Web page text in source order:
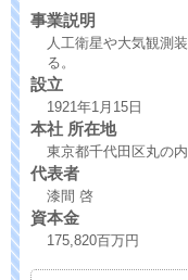
事業説明
人工衛星や大気観測
る。
設立
1921年1月15日
本社 所在地
東京都千代田区丸の
代表者
漆間 啓
資本金
175,820百万円